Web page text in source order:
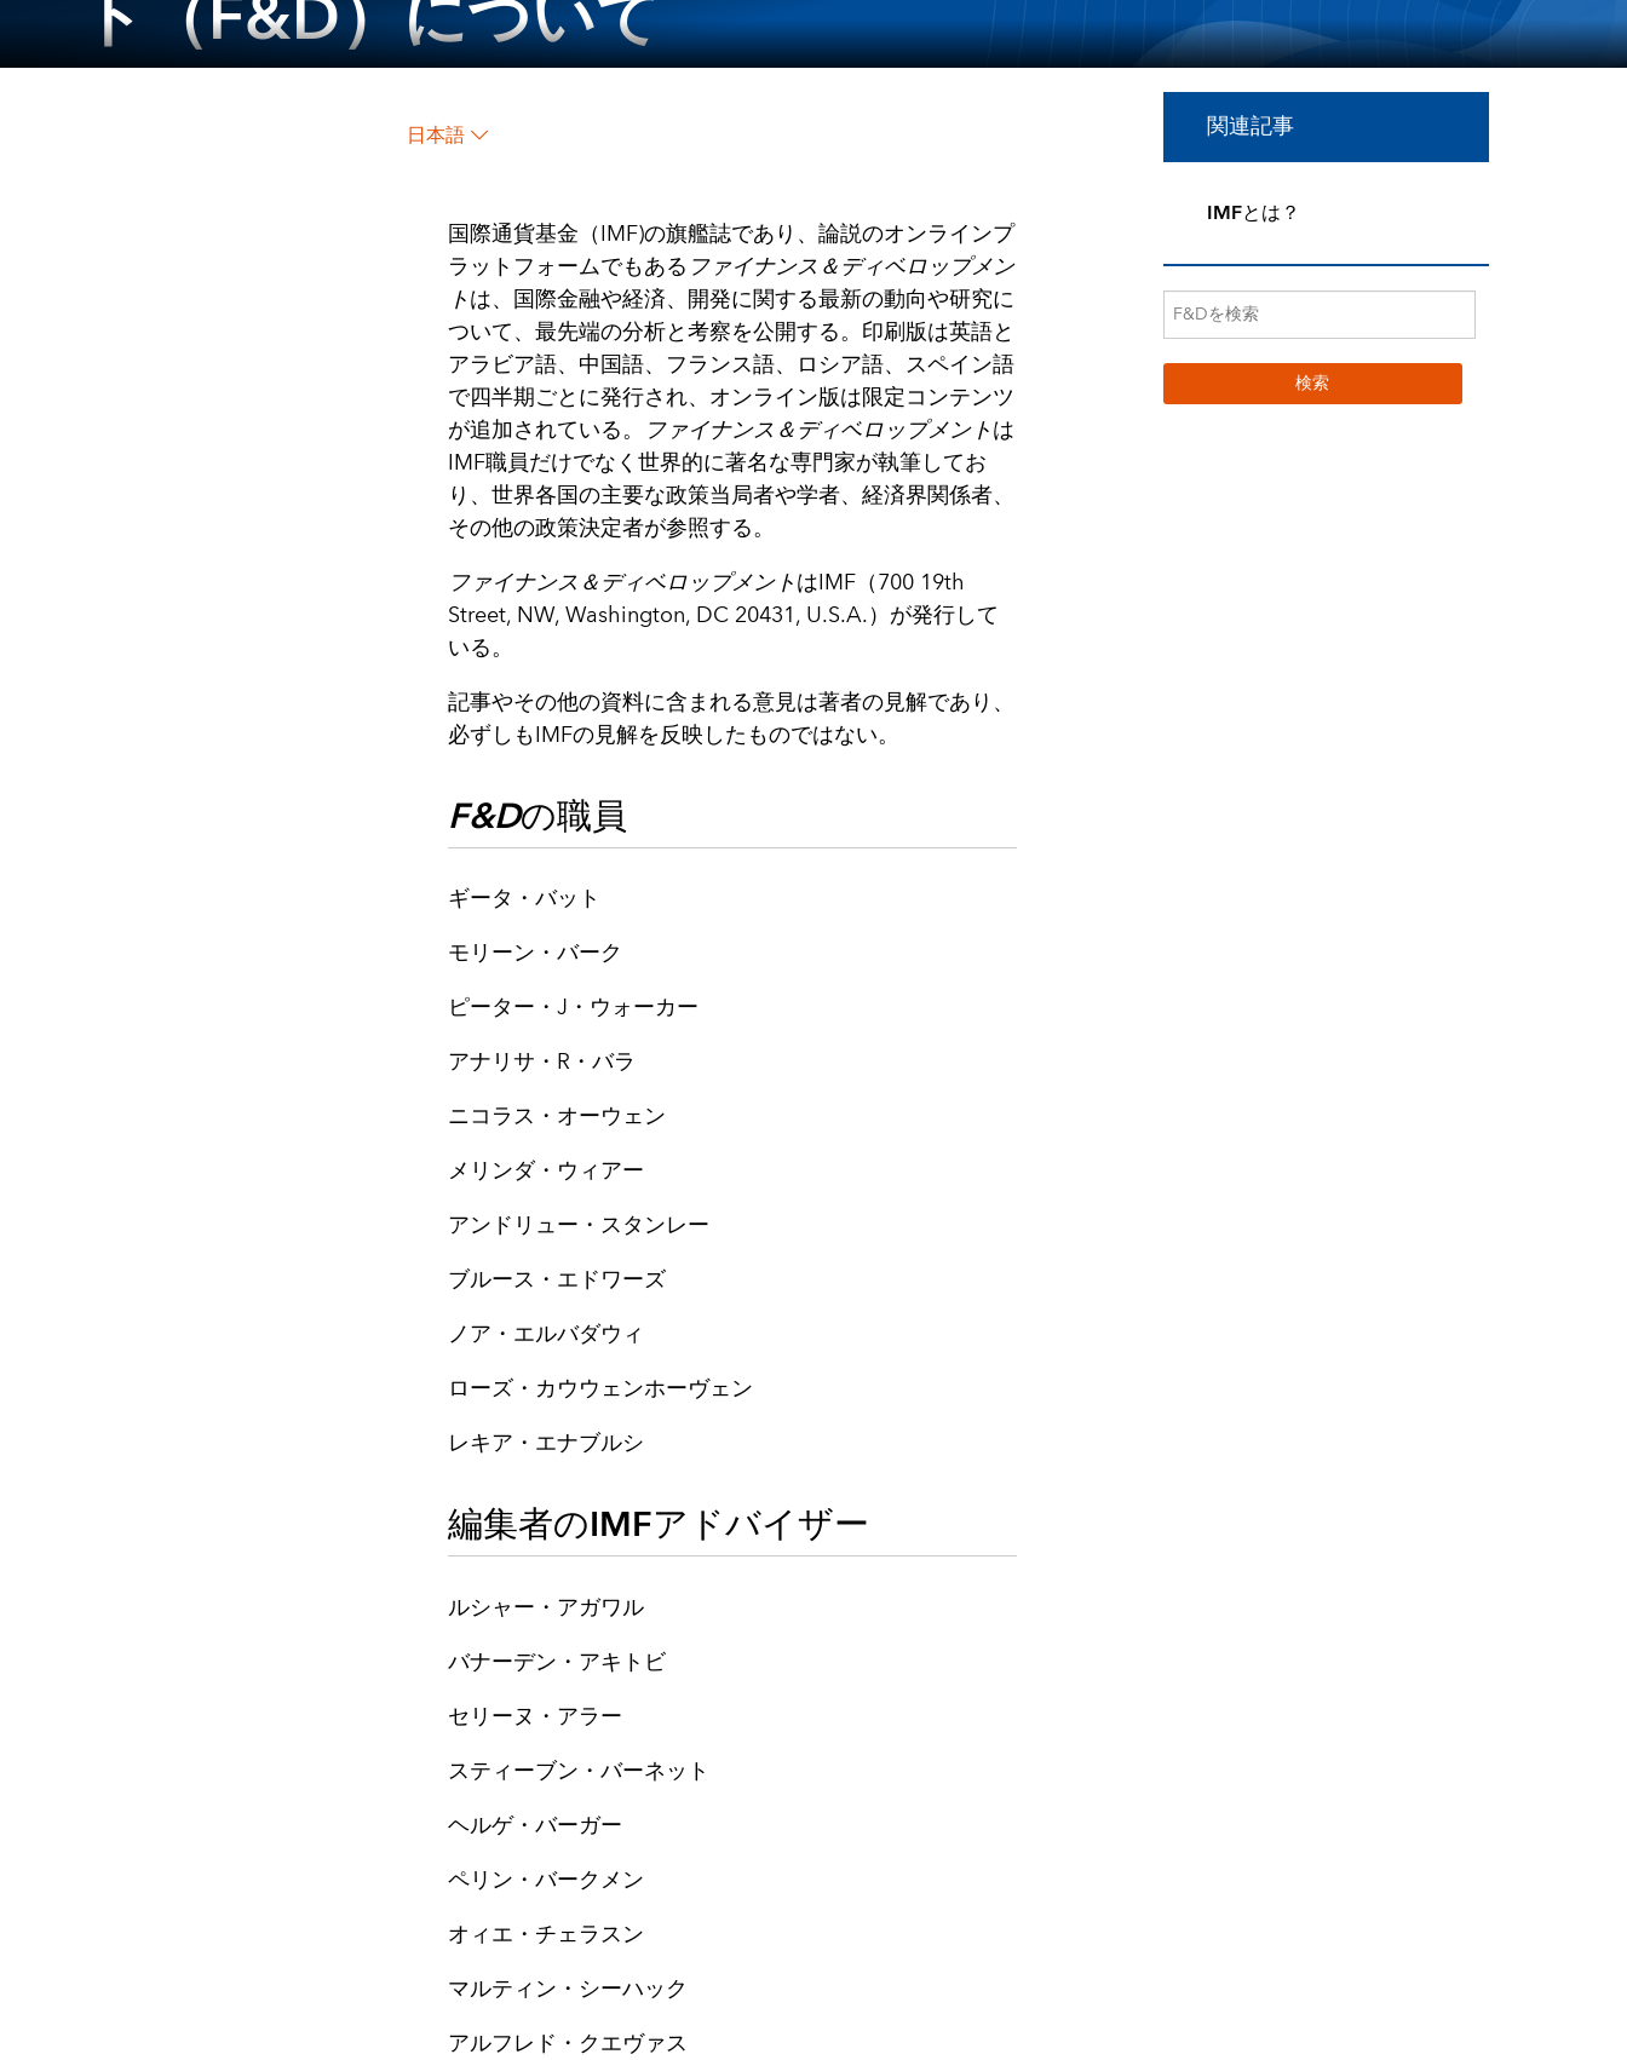
日本語
国際通貨基金（IMF)の旗艦誌であり、論説のオンラインプ
ラットフォームでもあるファイナンス＆ディベロップメン
トは、国際金融や経済、開発に関する最新の動向や研究に
ついて、最先端の分析と考察を公開する。印刷版は英語と
アラビア語、中国語、フランス語、ロシア語、スペイン語
で四半期ごとに発行され、オンライン版は限定コンテンツ
が追加されている。 ファイナンス＆ディベロップメントは
IMF職員だけでなく世界的に著名な専門家が執筆してお
り、世界各国の主要な政策当局者や学者、経済界関係者、
その他の政策決定者が参照する。
ファイナンス＆ディベロップメントはIMF（700 19th
Street, NW, Washington, DC 20431, U.S.A.）が発行して
いる。
記事やその他の資料に含まれる意見は著者の見解であり、
必ずしもIMFの見解を反映したものではない。
F&Dの職員
ギータ・バット
モリーン・バーク
ピーター・J・ウォーカー
アナリサ・R・バラ
ニコラス・オーウェン
メリンダ・ウィアー
アンドリュー・スタンレー
ブルース・エドワーズ
ノア・エルバダウィ
ローズ・カウウェンホーヴェン
レキア・エナブルシ
編集者のIMFアドバイザー
ルシャー・アガワル
バナーデン・アキトビ
セリーヌ・アラー
スティーブン・バーネット
ヘルゲ・バーガー
ペリン・バークメン
オィエ・チェラスン
マルティン・シーハック
アルフレド・クエヴァス
関連記事
IMFとは？